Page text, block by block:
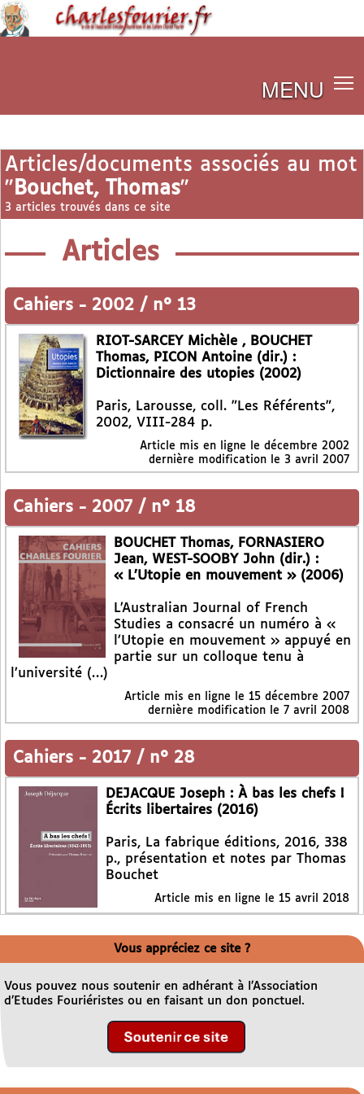
MENU
Articles/documents associés au mot
" Bouchet, Thomas"
3 articles trouvés dans ce site
Articles
Cahiers - 2002 / n° 13
RIOT-SARCEY Michèle , BOUCHET
Thomas, PICON Antoine (dir.) :
Dictionnaire des utopies (2002)
Paris, Larousse, coll. "Les Référents",
2002, VIII-284 p.
Article mis en ligne le décembre 2002
dernière modification le 3 avril 2007
Cahiers - 2007 / n° 18
BOUCHET Thomas, FORNASIERO
Jean, WEST-SOOBY John (dir.) :
« L’Utopie en mouvement » (2006)
L’Australian Journal of French
Studies a consacré un numéro à «
l’Utopie en mouvement » appuyé en
partie sur un colloque tenu à
l’université (…)
Article mis en ligne le 15 décembre 2007
dernière modification le 7 avril 2008
Cahiers - 2017 / n° 28
DEJACQUE Joseph : À bas les chefs !
Écrits libertaires (2016)
Paris, La fabrique éditions, 2016, 338
p., présentation et notes par Thomas
Bouchet
Article mis en ligne le 15 avril 2018
Vous appréciez ce site ?
Vous pouvez nous soutenir en adhérant à l’Association
d’Etudes Fouriéristes ou en faisant un don ponctuel.